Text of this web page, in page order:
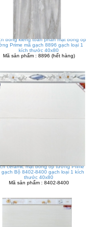
bóng kiếng toàn phần mặt bóng ốp
Prime mã gạch 8896 gạch loại 1
kích thước 40x80
Mã sản phẩm : 8896 (hết hàng)
ceramic mặt bóng ốp tường Prime
gạch Bộ 8402-8400 gạch loại 1 kích
thước 40x80
Mã sản phẩm : 8402-8400